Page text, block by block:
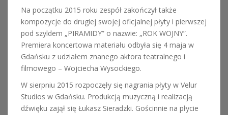
Na początku 2015 roku zespół zakończył także
kompozycje do drugiej swojej oficjalnej płyty i pierwszej
pod szyldem „PIRAMIDY” o nazwie: „ROK WOJNY”.
Premiera koncertowa materiału odbyła się 4 maja w
Gdańsku z udziałem znanego aktora teatralnego i
filmowego – Wojciecha Wysockiego.
W sierpniu 2015 rozpoczęły się nagrania płyty w Velur
Studios w Gdańsku. Produkcją muzyczną i realizacją
dźwięku zajął się Łukasz Sieradzki. Gościnnie na płycie